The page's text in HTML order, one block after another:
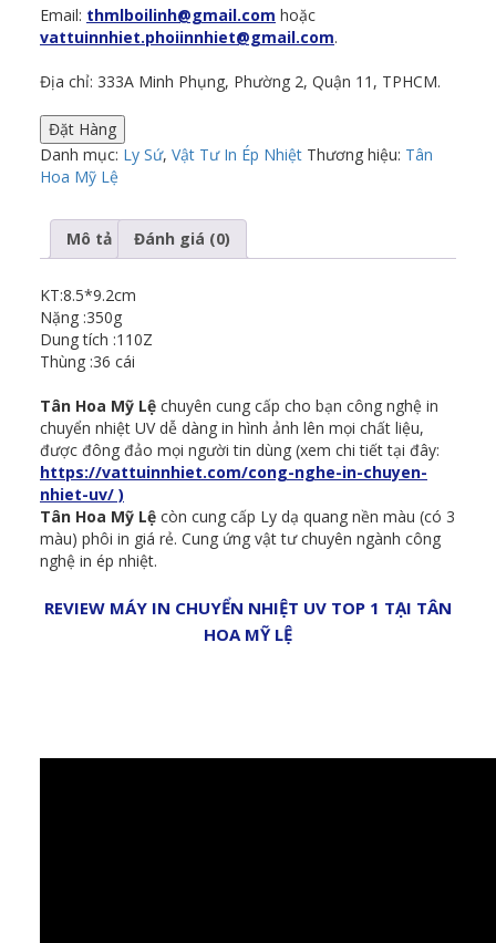
Email: thmlboilinh@gmail.com hoặc
vattuinnhiet.phoiinnhiet@gmail.com.
Địa chỉ: 333A Minh Phụng, Phường 2, Quận 11, TPHCM.
Đặt Hàng
Danh mục: Ly Sứ, Vật Tư In Ép Nhiệt Thương hiệu: Tân
Hoa Mỹ Lệ
Mô tả Đánh giá (0)
KT:8.5*9.2cm
Nặng :350g
Dung tích :110Z
Thùng :36 cái
Tân Hoa Mỹ Lệ chuyên cung cấp cho bạn công nghệ in
chuyển nhiệt UV dễ dàng in hình ảnh lên mọi chất liệu,
được đông đảo mọi người tin dùng (xem chi tiết tại đây:
https://vattuinnhiet.com/cong-nghe-in-chuyen-
nhiet-uv/ )
Tân Hoa Mỹ Lệ còn cung cấp Ly dạ quang nền màu (có 3
màu) phôi in giá rẻ. Cung ứng vật tư chuyên ngành công
nghệ in ép nhiệt.
REVIEW MÁY IN CHUYỂN NHIỆT UV TOP 1 TẠI TÂN
HOA MỸ LỆ